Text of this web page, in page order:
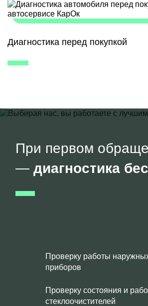
Диагностика перед покупкой
При первом
— диагностика
Проверку работы
приборов
Проверку состояния и
стеклоочистителей